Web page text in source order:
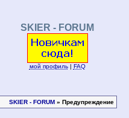
SKIER - FORUM
мой профиль| FAQ
SKIER - FORUM » Предупреждение